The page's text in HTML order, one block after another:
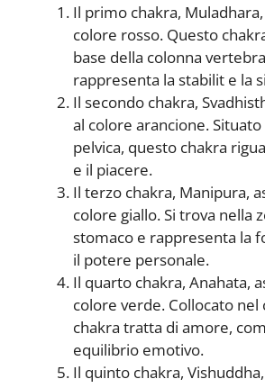
Il primo chakra,
colore rosso. Questo
base della colonna
rappresenta la stabilit e la
Il secondo chakra,
al colore arancione.
pelvica, questo chakra
e il piacere.
Il terzo chakra, Manipura,
colore giallo. Si trova nella
stomaco e rappresenta la
il potere personale.
Il quarto chakra, Anahata,
colore verde. Collocato
chakra tratta di amore,
equilibrio emotivo.
Il quinto chakra,